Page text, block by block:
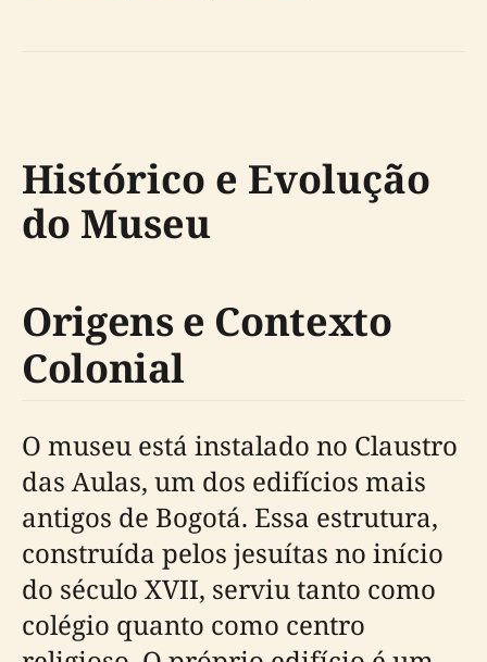
Histórico e Evolução
do Museu
Origens e Contexto
Colonial
O museu está instalado no Claustro
das Aulas, um dos edifícios mais
antigos de Bogotá. Essa estrutura,
construída pelos jesuítas no início
do século XVII, serviu tanto como
colégio quanto como centro